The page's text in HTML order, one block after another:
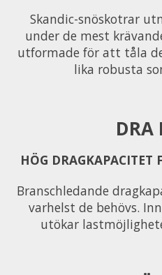
Skandic-snöskotrar
under de mest
utformade för att tåla
lika robusta
DRA
HÖG DRAGKAPACITET
Branschledande
varhelst de behövs.
utökar